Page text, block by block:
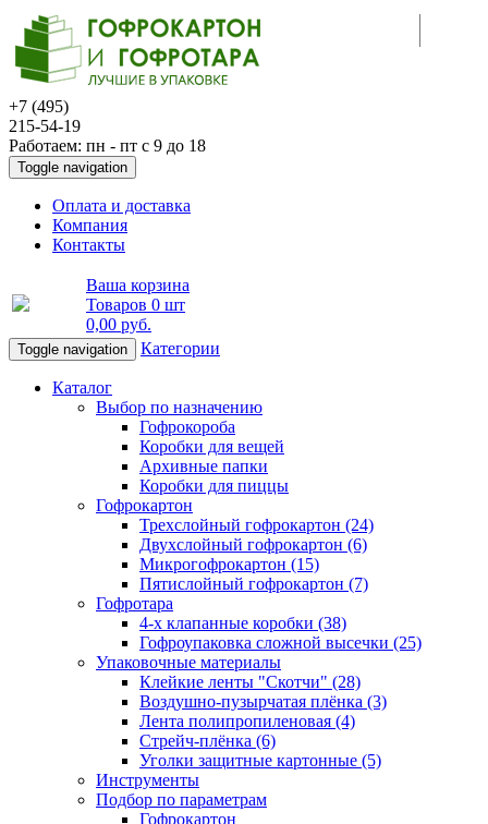
+7 (495)
215-54-19
Работаем: пн - пт с 9 до 18
Toggle navigation
Оплата и доставка
Компания
Контакты
Ваша корзина
Товаров 0 шт
0,00 руб.
Toggle navigation Категории
Каталог
Выбор по назначению
Гофрокороба
Коробки для вещей
Архивные папки
Коробки для пиццы
Гофрокартон
Трехслойный гофрокартон (24)
Двухслойный гофрокартон (6)
Микрогофрокартон (15)
Пятислойный гофрокартон (7)
Гофротара
4-х клапанные коробки (38)
Гофроупаковка сложной высечки (25)
Упаковочные материалы
Клейкие ленты "Скотчи" (28)
Воздушно-пузырчатая плёнка (3)
Лента полипропиленовая (4)
Стрейч-плёнка (6)
Уголки защитные картонные (5)
Инструменты
Подбор по параметрам
Гофрокартон